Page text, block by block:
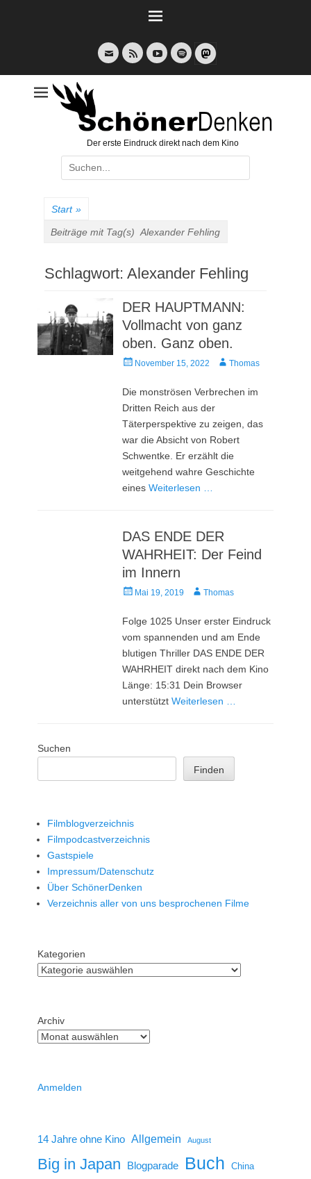
E-
Mail
Feed YouTubeSpotify
Der erste Eindruck direkt nach dem Kino
Suche
nach:
Start »
Beiträge mit Tag(s) Alexander Fehling
Schlagwort: Alexander Fehling
DER HAUPTMANN:
Vollmacht von ganz
oben. Ganz oben.
Veröffentlicht
November 15, 2022 AutorThomas
Die monströsen Verbrechen im
Dritten Reich aus der
Täterperspektive zu zeigen, das
war die Absicht von Robert
Schwentke. Er erzählt die
weitgehend wahre Geschichte
einesWeiterlesen …
DAS ENDE DER
WAHRHEIT: Der Feind
im Innern
Veröffentlicht
Mai 19, 2019 AutorThomas
Folge 1025 Unser erster Eindruck
vom spannenden und am Ende
blutigen Thriller DAS ENDE DER
WAHRHEIT direkt nach dem Kino
Länge: 15:31 Dein Browser
unterstütztWeiterlesen …
Suchen
Finden
Filmblogverzeichnis
Filmpodcastverzeichnis
Gastspiele
Impressum/Datenschutz
Über SchönerDenken
Verzeichnis aller von uns besprochenen Filme
Kategorien
Archiv
Anmelden
14 Jahre ohne Kino Allgemein August
Big in Japan Blogparade Buch China